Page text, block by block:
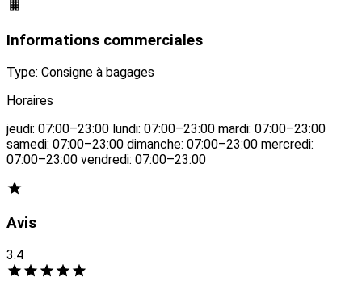
Informations commerciales
Type: Consigne à bagages
Horaires
jeudi: 07:00–23:00 lundi: 07:00–23:00 mardi: 07:00–23:00
samedi: 07:00–23:00 dimanche: 07:00–23:00 mercredi:
07:00–23:00 vendredi: 07:00–23:00
Avis
3.4